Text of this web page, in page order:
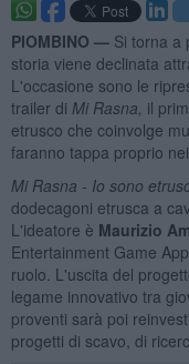
PIOMBINO — Si torna a
storia viene declinata
L'occasione sono le
trailer di Mi Rasna, il
etrusco che coinvolge
faranno tappa proprio
Mi Rasna - Io sono
dodecagoni etrusca a
L'ideatore è Maurizio
Entertainment Game
ruolo. L'uscita del
legame innovativo tra
proventi sarà poi
progetti di scavo, di